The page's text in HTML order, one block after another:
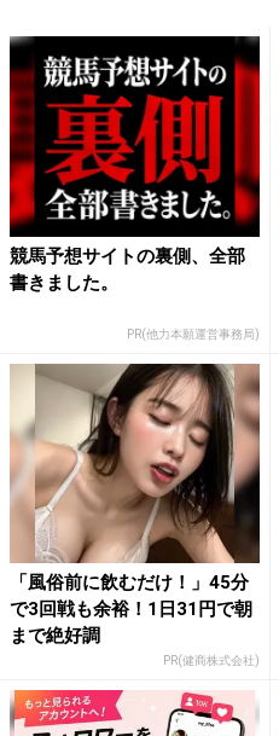
競馬予想サイトの裏側、全部
書きました。
PR(他力本願運営事務局)
「風俗前に飲むだけ！」45分
で3回戦も余裕！1日31円で朝
まで絶好調
PR(健商株式会社)